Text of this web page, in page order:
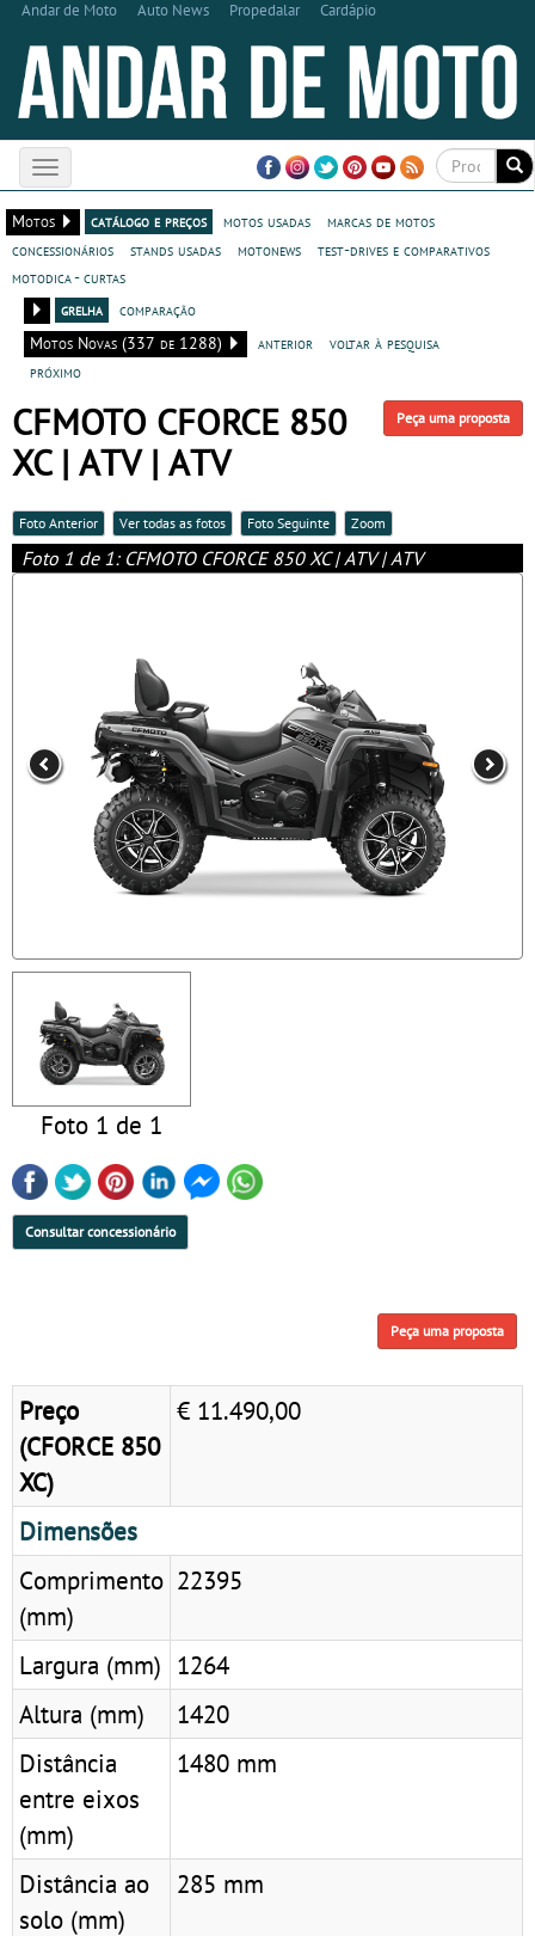
Andar de Moto Auto News Propedalar Cardápio
Toggle
navigation
Motos
catálogo e preços motos usadas
marcas de motos
concessionários
stands usadas motonews
test-drives e comparativos
motodica - curtas
grelha
comparação
Motos Novas (337 de 1288)
anterior
voltar à pesquisa
próximo
Peça uma proposta
CFMOTO CFORCE 850
XC | ATV | ATV
Foto Anterior Ver todas as fotos Foto Seguinte Zoom
Foto 1 de 1: CFMOTO CFORCE 850 XC | ATV | ATV
Foto 1 de 1
Consultar concessionário
Peça uma proposta
Preço
(CFORCE 850
XC)
€ 11.490,00
Dimensões
Comprimento
(mm)
22395
Largura (mm) 1264
Altura (mm)
1420
Distância
entre eixos
(mm)
1480 mm
Distância ao
solo (mm)
285 mm